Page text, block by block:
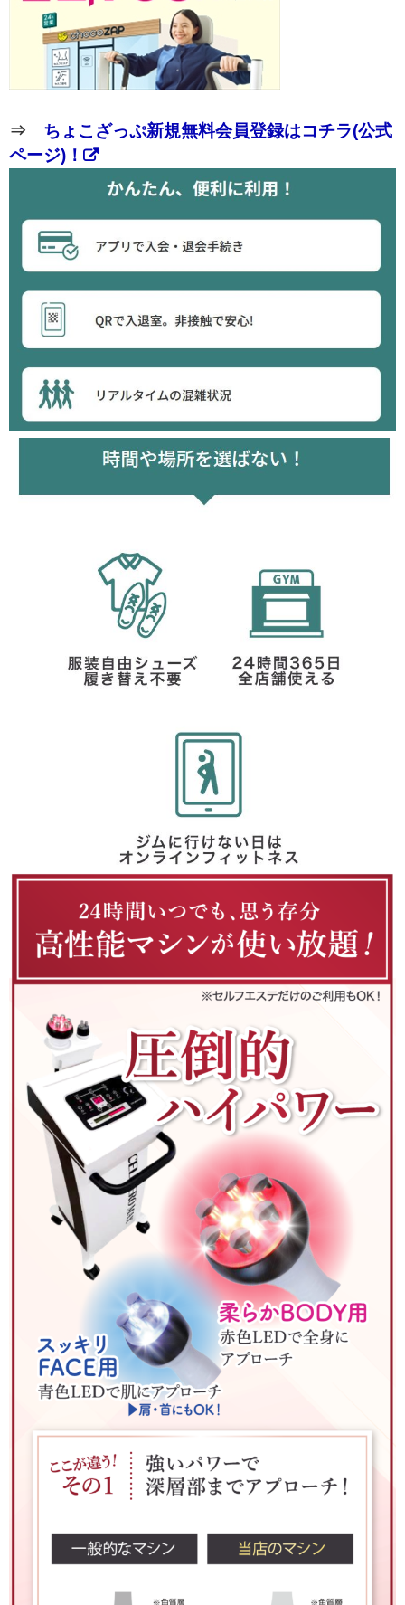
⇒ ちょこざっぷ新規無料会員登録はコチラ(公式
ページ)！